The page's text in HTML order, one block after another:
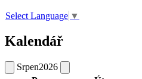
Select Language ▼
Kalendář
Srpen2026